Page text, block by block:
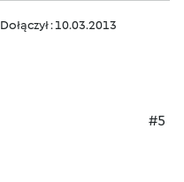
Dołączył : 10.03.2013
#5